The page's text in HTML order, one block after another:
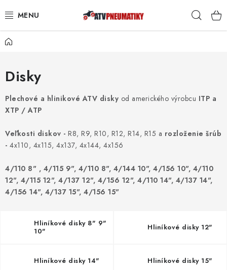
na
PNEUMATIKY
DISKY
ROZŠIROVACIE PODLOŽKY
OCHRANNÉ RÁMY
KUFRE A BOXY
NÁVLEKY TLMIČOV
Domov
Disky
Plechové a hlinikové ATV disky od amerického výrobcu ITP a
XTP / ATP
Veľkosti diskov - R8, R9, R10, R12, R14, R15 a rozloženie šrúb
- 4x110, 4x115, 4x137, 4x144, 4x156
4/110 8" , 4/115 9", 4/110 8", 4/144 10", 4/156 10", 4/110
12", 4/115 12", 4/137 12", 4/156 12", 4/110 14", 4/137 14",
4/156 14", 4/137 15", 4/156 15"
Hliníkové disky 8" 9"
10"
Hliníkové disky 12"
Hliníkové disky 14" Hliníkové disky 15"